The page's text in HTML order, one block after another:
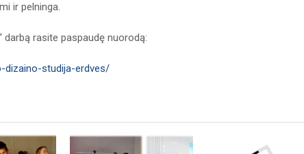
ir pelninga.
darbą rasite paspaudę nuorodą:
dizaino-studija-erdves/